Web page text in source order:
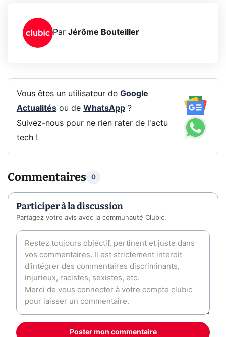
Par Jérôme Bouteiller
Vous êtes un utilisateur de Google
Actualitésou de WhatsApp?
Suivez-nous pour ne rien rater de l'actu
tech !
Commentaires 0
Participer à la discussion
Partagez votre avis avec la communauté Clubic.
Poster mon commentaire